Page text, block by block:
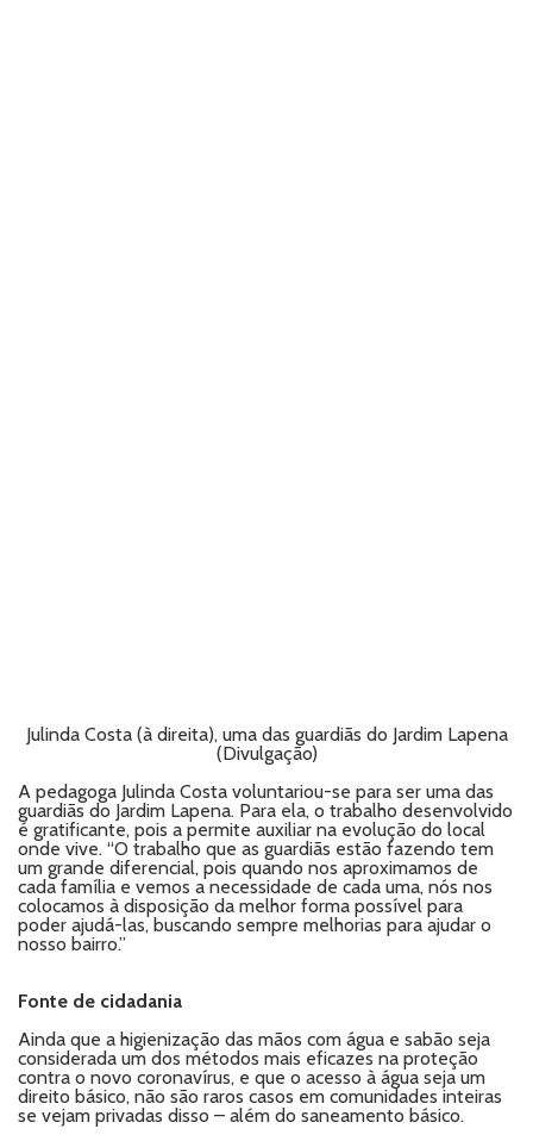
Julinda Costa (à direita), uma das guardiãs do Jardim Lapena
(Divulgação)
A pedagoga Julinda Costa voluntariou-se para ser uma das
guardiãs do Jardim Lapena. Para ela, o trabalho desenvolvido
é gratificante, pois a permite auxiliar na evolução do local
onde vive. “O trabalho que as guardiãs estão fazendo tem
um grande diferencial, pois quando nos aproximamos de
cada família e vemos a necessidade de cada uma, nós nos
colocamos à disposição da melhor forma possível para
poder ajudá-las, buscando sempre melhorias para ajudar o
nosso bairro.”
Fonte de cidadania
Ainda que a higienização das mãos com água e sabão seja
considerada um dos métodos mais eficazes na proteção
contra o novo coronavírus, e que o acesso à água seja um
direito básico, não são raros casos em comunidades inteiras
se vejam privadas disso – além do saneamento básico.